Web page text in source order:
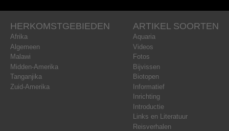
HERKOMSTGEBIEDEN
Afrika
Algemeen
Malawi
Midden-Amerika
Tanganjika
Zuid-Amerika
ARTIKEL SOORTEN
Aquaria
Videos
Fotos
Bijvissen
Biotopen
Informatief
Inrichting
Introductie
Links en Literatuur
Reisverhalen